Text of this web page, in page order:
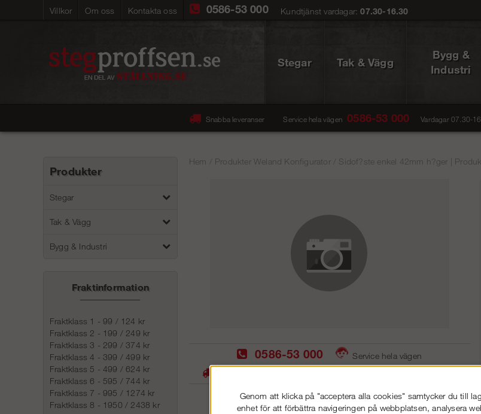
Villkor Om oss Kontakta oss 0586-53 000 Kundtjänst vardagar:07.30-16.30
Stegar Tak & Vägg
Bygg &
Industri
Snabba leveranser Service hela vägen 0586-53 000 Vardagar 07.30-
Produkter
Stegar
Tak & Vägg
Bygg & Industri
Fraktinformation
Fraktklass 1 - 99 / 124 kr
Fraktklass 2 - 199 / 249 kr
Fraktklass 3 - 299 / 374 kr
Fraktklass 4 - 399 / 499 kr
Fraktklass 5 - 499 / 624 kr
Fraktklass 6 - 595 / 744 kr
Fraktklass 7 - 995 / 1274 kr
Fraktklass 8 - 1950 / 2438 kr
Hem Produkter Weland Konfigurator/ Sidof?ste enkel 42mm h?ger |
0586-53 000
Service hela vägen
Genom att klicka på "acceptera alla cookies" samtycker du till
enhet för att förbättra navigeringen på webbplatsen, analysera